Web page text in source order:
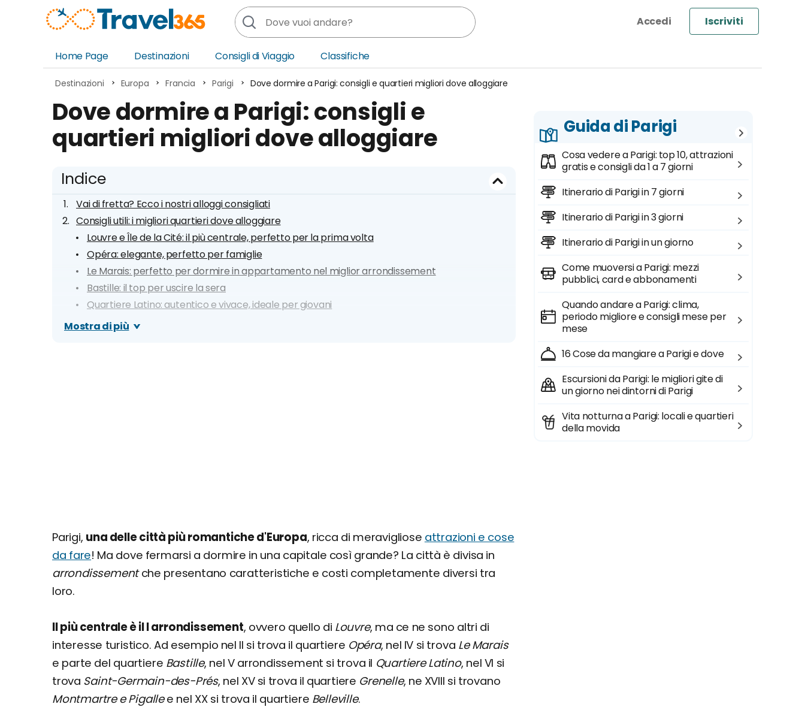
Iscriviti
Home Page
Destinazioni
Oceania
Nord America
America Centrale
Sud America
Medio Oriente
Consigli di Viaggio Classifiche
Destinazioni Europa Francia Parigi Dove dormire a Parigi: consigli e quartieri migliori dove alloggiare
Dove dormire a Parigi: consigli e
quartieri migliori dove alloggiare
Indice
Vai di fretta? Ecco i nostri alloggi consigliati
Consigli utili: i migliori quartieri dove alloggiare
Louvre e Île de la Cité: il più centrale, perfetto per la prima volta
Opéra: elegante, perfetto per famiglie
Le Marais: perfetto per dormire in appartamento nel miglior arrondissement
Bastille: il top per uscire la sera
Quartiere Latino: autentico e vivace, ideale per giovani
Saint-Germain-des-Prés: dove dormire con bambini in una zona sicura
Mostra di più
Parigi, una delle città più romantiche d'Europa, ricca di meravigliose attrazioni e cose
da fare! Ma dove fermarsi a dormire in una capitale così grande? La città è divisa in
arrondissementche presentano caratteristiche e costi completamente diversi tra
loro.
Il più centrale è il I arrondissement, ovvero quello di Louvre, ma ce ne sono altri di
interesse turistico. Ad esempio nel II si trova il quartiere Opéra, nel IV si trova Le Marais
e parte del quartiere Bastille, nel V arrondissement si trova il Quartiere Latino, nel VI si
trova Saint-Germain-des-Prés, nel XV si trova il quartiere Grenelle, ne XVIII si trovano
Montmartre e Pigallee nel XX si trova il quartiere Belleville.
Guida di Parigi
Cosa vedere a Parigi: top 10, attrazioni
gratis e consigli da 1 a 7 giorni
Itinerario di Parigi in 7 giorni
Itinerario di Parigi in 3 giorni
Itinerario di Parigi in un giorno
Come muoversi a Parigi: mezzi
pubblici, card e abbonamenti
Quando andare a Parigi: clima,
periodo migliore e consigli mese per
mese
16 Cose da mangiare a Parigi e dove
Escursioni da Parigi: le migliori gite di
un giorno nei dintorni di Parigi
Vita notturna a Parigi: locali e quartieri
della movida